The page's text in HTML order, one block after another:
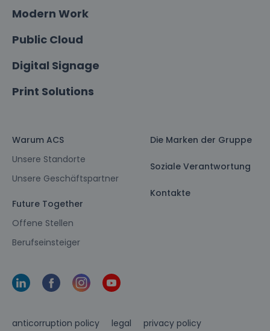
Modern Work
Public Cloud
Digital Signage
Print Solutions
Warum ACS
Unsere Standorte
Unsere Geschäftspartner
Future Together
Offene Stellen
Berufseinsteiger
Die Marken der Gruppe
Soziale Verantwortung
Kontakte
anticorruption policy legal
privacy policy